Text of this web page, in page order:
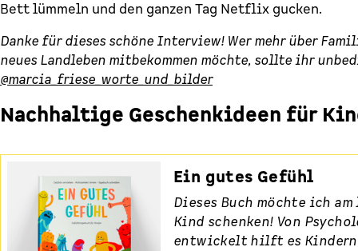
Bett lümmeln und den ganzen Tag Netflix gucken.
Danke für dieses schöne Interview! Wer mehr über
neues Landleben mitbekommen möchte, sollte ihr
@marcia_friese_worte_und_bilder
Nachhaltige Geschenkideen für
Ein gutes Gefühl
Dieses Buch möchte ich
Kind schenken! Von
entwickelt hilft es